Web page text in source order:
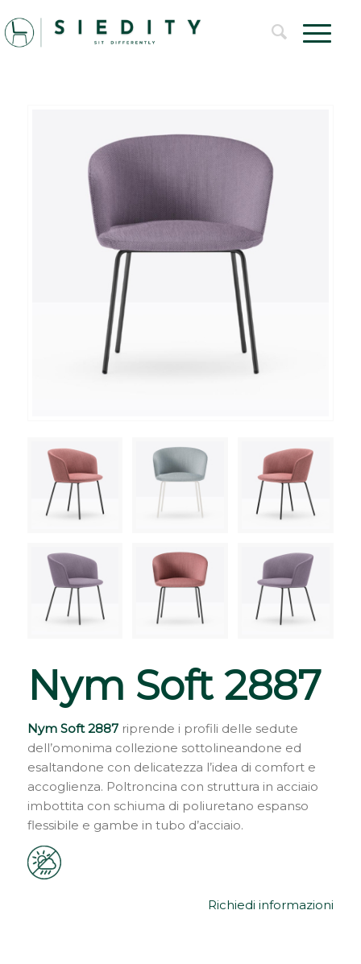
Nym Soft 2887
Nym Soft 2887 riprende i profili delle sedute
dell’omonima collezione sottolineandone ed
esaltandone con delicatezza l’idea di comfort e
accoglienza. Poltroncina con struttura in acciaio
imbottita con schiuma di poliuretano espanso
flessibile e gambe in tubo d’acciaio.
Richiedi informazioni